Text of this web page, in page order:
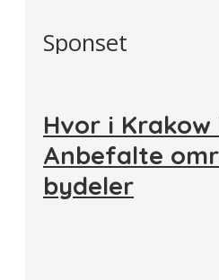
Sponset
Hvor i
Anbefalte
bydeler